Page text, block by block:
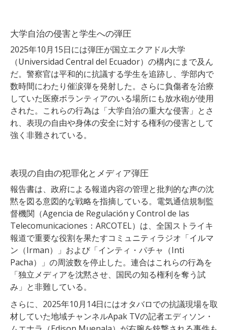
大学自治の侵害と学生への弾圧
2025年10月15日には弾圧が国立エクアドル大学
（Universidad Central del Ecuador）の構内にまで及ん
だ。警察官は平和的に抗議する学生を追跡し、学部内で
数時間にわたり催涙弾を発射した。さらに負傷者を治療
していた医療ボランティアのいる場所にも放水砲が使用
された。これらの行為は「大学自治の重大な侵害」とさ
れ、表現の自由や身体の安全に対する権利の侵害として
強く非難されている。
表現の自由の犯罪化とメディア弾圧
報告書は、政府による報道内容の管理と批判的な声の沈
黙を図る意図的な戦略を指摘している。電気通信規制監
督機関（Agencia de Regulación y Control de las
Telecomunicaciones：ARCOTEL）は、全国ストライキ
報道で重要な役割を果たすコミュニティラジオ「イルマ
ン（Irman）」および「インティ・パチャ（Inti
Pacha）」の周波数を停止した。連合はこれらの行為を
「独立メディアを沈黙させ、国民の知る権利を奪う試
み」と非難している。
さらに、2025年10月14日にはオタバロでの抗議現場を取
材していた地域チャンネルApak TVの記者エディソン・